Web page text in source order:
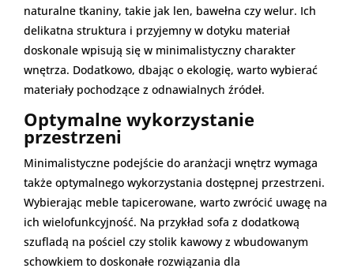
naturalne tkaniny, takie jak len, bawełna czy welur. Ich
delikatna struktura i przyjemny w dotyku materiał
doskonale wpisują się w minimalistyczny charakter
wnętrza. Dodatkowo, dbając o ekologię, warto wybierać
materiały pochodzące z odnawialnych źródeł.
Optymalne wykorzystanie
przestrzeni
Minimalistyczne podejście do aranżacji wnętrz wymaga
także optymalnego wykorzystania dostępnej przestrzeni.
Wybierając meble tapicerowane, warto zwrócić uwagę na
ich wielofunkcyjność. Na przykład sofa z dodatkową
szufladą na pościel czy stolik kawowy z wbudowanym
schowkiem to doskonałe rozwiązania dla